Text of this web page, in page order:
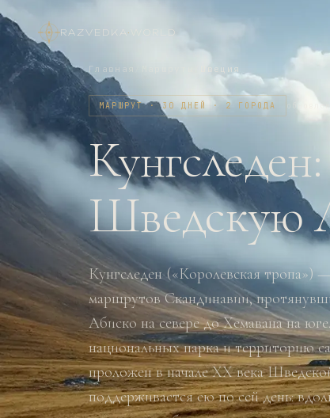
RAZVEDKA · WORLD
Главная Швеция
МАРШРУТ · 30 ДНЕЙ · 2 ГОРОДА
Шведскую
Кунгследен («Королевская тропа»)
маршрутов Скандинавии,
Абиско на севере до Хемавана на
национальных парка и территорию
проложен в начале XX века
поддерживается ею по сей день: